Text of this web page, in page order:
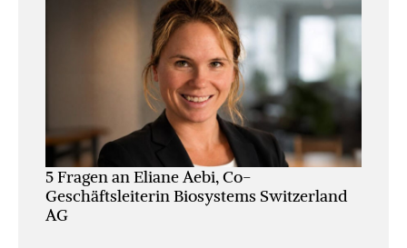
5 Fragen an Eliane Aebi, Co-
Geschäftsleiterin Biosystems Switzerland
AG